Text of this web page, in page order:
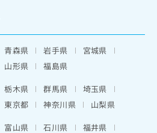
青森県 岩手県
宮城県
山形県
福島県
栃木県 群馬県
埼玉県
東京都 神奈川県
山梨県
富山県 石川県
福井県